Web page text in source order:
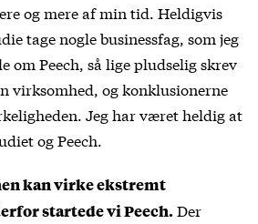
og mere af min tid. Heldigvis
tage nogle businessfag, som jeg
om Peech, så lige pludselig skrev
virksomhed, og konklusionerne
Jeg har været heldig at
og Peech.
kan virke ekstremt
startede vi Peech.Der